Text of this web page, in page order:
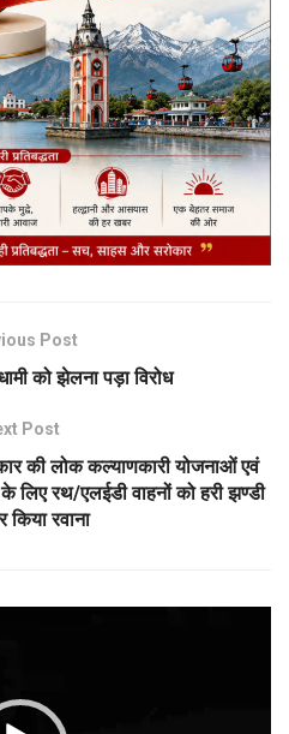
Post
को झेलना पड़ा विरोध
Post
की लोक कल्याणकारी योजनाओं एवं
लिए रथ/एलईडी वाहनों को हरी झण्डी
किया रवाना